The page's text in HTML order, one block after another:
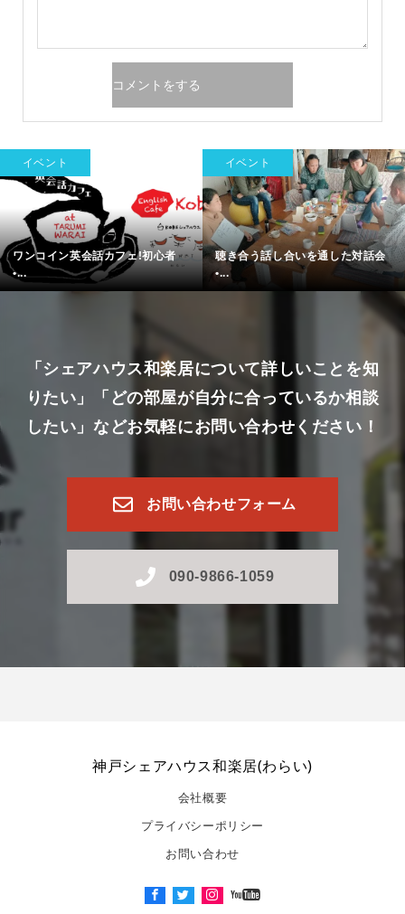
イベント
ワンコイン英会話カフェ!初心者
•...
イベント
聴き合う話し合いを通した対話会
•...
「シェアハウス和楽居について詳しいことを知
りたい」
「どの部屋が自分に合っているか相談
したい」などお気軽にお問い合わせください！
お問い合わせフォーム
090-9866-1059
神戸シェアハウス和楽居(わらい)
会社概要
プライバシーポリシー
お問い合わせ